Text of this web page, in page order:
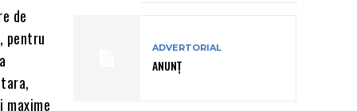
de
pentru
ADVERTORIAL
ANUNȚ